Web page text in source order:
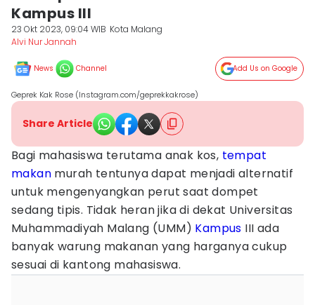
Kampus III
23 Okt 2023, 09:04 WIB Kota Malang
Alvi Nur Jannah
News Channel Add Us on Google
Geprek Kak Rose (Instagram.com/geprekkakrose)
Share Article
Bagi mahasiswa terutama anak kos, tempat
makan murah tentunya dapat menjadi alternatif
untuk mengenyangkan perut saat dompet
sedang tipis. Tidak heran jika di dekat Universitas
Muhammadiyah Malang (UMM) Kampus III ada
banyak warung makanan yang harganya cukup
sesuai di kantong mahasiswa.